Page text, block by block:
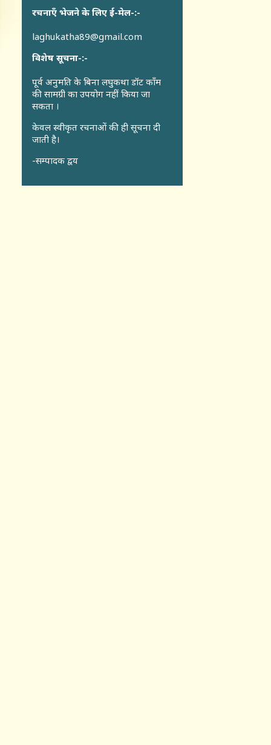
रचनाएँ भेजने के लिए ई-मेल-:-
laghukatha89@gmail.com
विशेष सूचना-:-
पूर्व अनुमति के बिना लघुकथा डॉट कॉंम
की सामग्री का उपयोग नहीं किया जा
सकता ।
केवल स्वीकृत रचनाओं की ही सूचना दी
जाती है।
-सम्पादक द्वय